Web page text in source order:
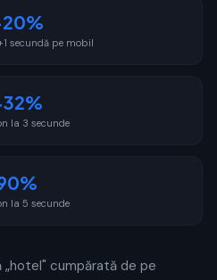
secundă pe mobil
la 3 secunde
la 5 secunde
cumpărată de pe